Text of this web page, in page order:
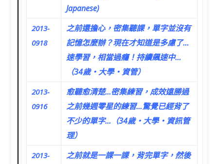
Japanese)
2013-
0918
之前還擔心，密集聽課，單字並沒有
記憶怎麼辦？現在才知道是多慮了…
速學習，相當過癮！持續飆速中…
（34歲‧大學‧資管）
2013-
0916
愈聽愈清楚…密集練習，成效遠勝過
之前幾週零星的練習…驚覺已經背了
不少的單字…（34歲‧大學‧資訊管
理）
2013-
之前就是一課一課，背完單字，然後